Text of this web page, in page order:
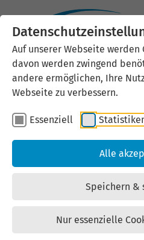
Auf unserer Webseite werden
davon werden zwingend
andere ermöglichen, Ihre
Webseite zu verbessern.
Essenziell
Alle
Speichern &
Nur essenzielle
Externen
Wir
Website externe
zusätzliche
anzubieten.
(z.B. Google
können
Mit der